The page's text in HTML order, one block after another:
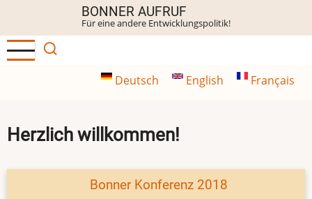
Inhalt
BONNER AUFRUF
Für eine andere Entwicklungspolitik!
Deutsch English Français
Herzlich willkommen!
Bonner Konferenz 2018